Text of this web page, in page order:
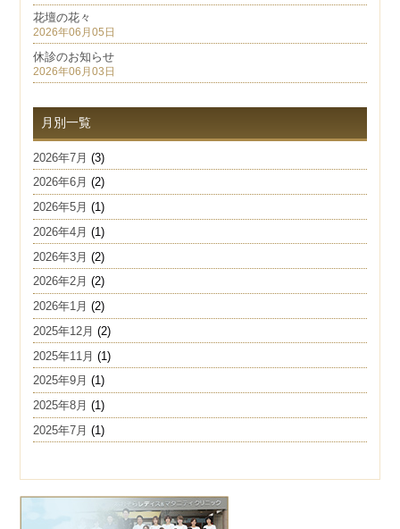
花壇の花々
2026年06月05日
休診のお知らせ
2026年06月03日
月別一覧
2026年7月 (3)
2026年6月 (2)
2026年5月 (1)
2026年4月 (1)
2026年3月 (2)
2026年2月 (2)
2026年1月 (2)
2025年12月 (2)
2025年11月 (1)
2025年9月 (1)
2025年8月 (1)
2025年7月 (1)